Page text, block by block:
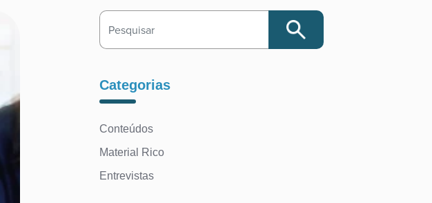
Search
Categorias
Conteúdos
Material Rico
Entrevistas